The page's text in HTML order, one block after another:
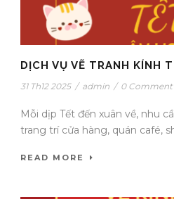
DỊCH VỤ VẼ TRANH KÍNH
31 Th12 2025 / admin / 0 Comment
Mỗi dịp Tết đến xuân về, nhu
trang trí cửa hàng, quán café,
READ MORE